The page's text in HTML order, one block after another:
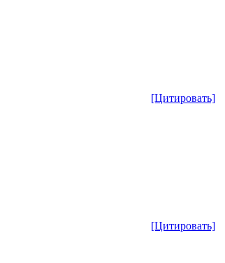
[Цитировать]
[Цитировать]